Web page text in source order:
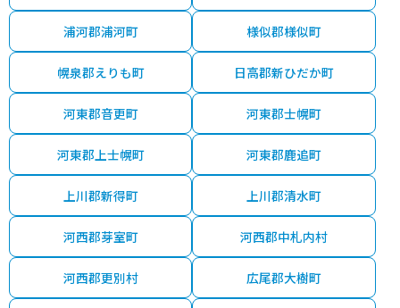
浦河郡浦河町 様似郡様似町
幌泉郡えりも町 日高郡新ひだか町
河東郡音更町 河東郡士幌町
河東郡上士幌町 河東郡鹿追町
上川郡新得町 上川郡清水町
河西郡芽室町 河西郡中札内村
河西郡更別村 広尾郡大樹町